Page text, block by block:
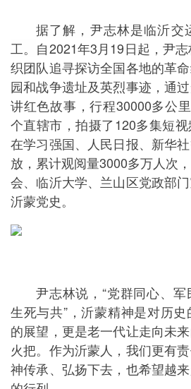
据了解，尹志林是临沂交
工。 自2021年3月19日起，尹
织团队追寻探访全国各地的革
园和战争遗址及英烈事迹，通
讲红色故事，行程30000多公
个直辖市，拍摄了120多集短
在学习强国、人民日报、新华
放，累计观阅量3000多万人次
会、临沂大学、兰山区党政部
沂蒙党史。
尹志林说，“党群同心、军
生死与共”，沂蒙精神是对历
的展望，更是老一代让走向未
火把。作为沂蒙人，我们更有
神传承、弘扬下去，也希望越